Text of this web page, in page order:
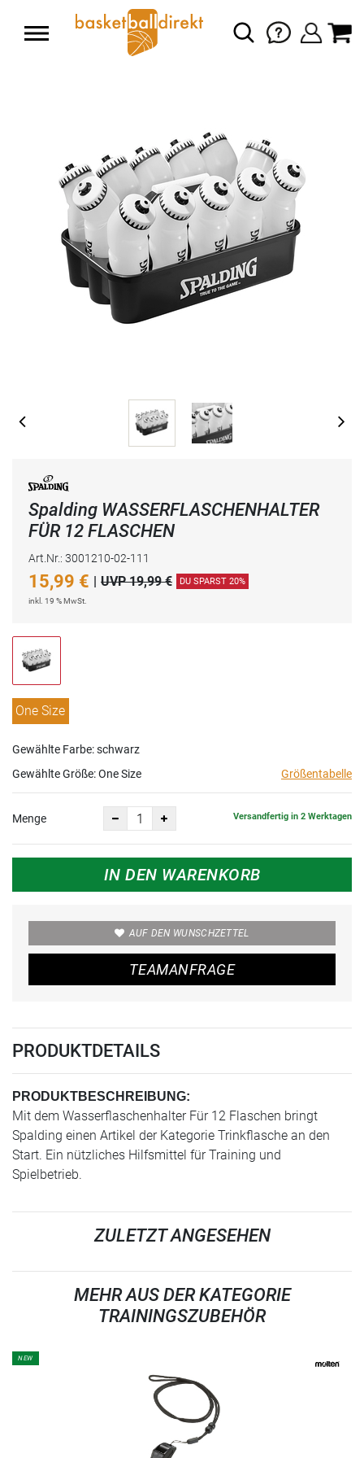
Spalding WASSERFLASCHENHALTER
FÜR 12 FLASCHEN
Art.Nr.: 3001210-02-111
15,99 € | UVP 19,99 € DU SPARST 20%
inkl. 19 % MwSt.
One Size
Gewählte Farbe: schwarz
Gewählte Größe:One Size Größentabelle
Menge Versandfertig in 2 Werktagen
IN DEN WARENKORB
AUF DEN WUNSCHZETTEL
TEAMANFRAGE
PRODUKTDETAILS
PRODUKTBESCHREIBUNG:
Mit dem Wasserflaschenhalter Für 12 Flaschen bringt
Spalding einen Artikel der Kategorie Trinkflasche an den
Start. Ein nützliches Hilfsmittel für Training und
Spielbetrieb.
ZULETZT ANGESEHEN
MEHR AUS DER KATEGORIE
TRAININGSZUBEHÖR
NEW